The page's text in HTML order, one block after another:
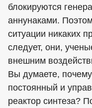
блокируются
аннунаками.
ситуации никаких
следует, они,
внешним
Вы думаете,
постоянный и
реактор синтеза?